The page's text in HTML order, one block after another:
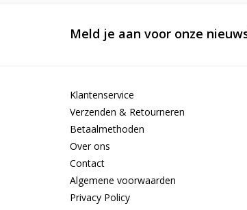
Meld je aan voor onze
Klantenservice
Verzenden & Retourneren
Betaalmethoden
Over ons
Contact
Algemene voorwaarden
Privacy Policy